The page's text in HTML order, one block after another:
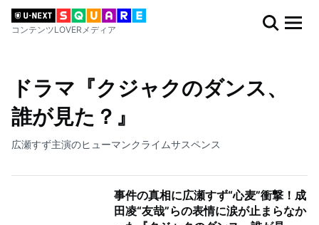
コンテンツLOVERメディア
ドラマ『クジャクのダンス、
誰が見た？』
広瀬すず主演のヒューマンクライムサスペンス
事件の真相に広瀬すず“心麦”衝撃！成
田凌“友哉”らの表情に涙が止まらなか